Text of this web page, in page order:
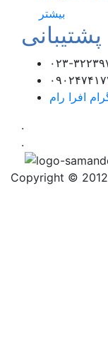
بیشتر
پشتیبانی
۳۲۲۳۹۷۰۰
افرا رام
.
.
Copyright ©